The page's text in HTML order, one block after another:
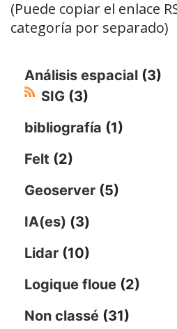
(Puede copiar el enlace
categoría por separado)
Análisis espacial (3)
SIG (3)
bibliografía (1)
Felt (2)
Geoserver (5)
IA(es) (3)
Lidar (10)
Logique floue (2)
Non classé (31)